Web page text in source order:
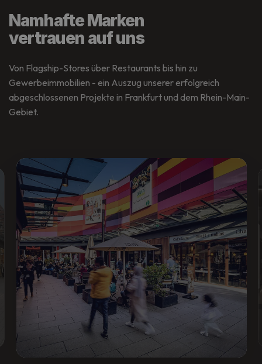
Namhafte Marken
vertrauen auf uns
Von Flagship-Stores über Restaurants bis hin zu
Gewerbeimmobilien - ein Auszug unserer erfolgreich
abgeschlossenen Projekte in Frankfurt und dem Rhein-Main-
Gebiet.